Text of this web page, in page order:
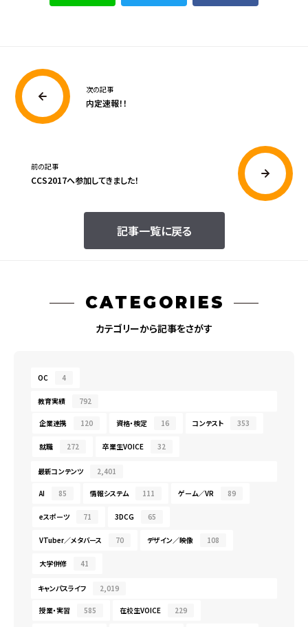
次の記事
内定速報！！
記事一覧に戻る
前の記事
CCS2017へ参加してきました！
CATEGORIES
カテゴリーから記事をさがす
OC 4
教育実績 792
企業連携 120 資格・検定 16 コンテスト 353
就職 272 卒業生VOICE 32
最新コンテンツ 2,401
AI 85 情報システム 111 ゲーム／VR 89
eスポーツ 71 3DCG 65
VTuber／メタバース 70 デザイン／映像 108
大学併修 41
キャンパスライフ 2,019
授業・実習 585 在校生VOICE 229